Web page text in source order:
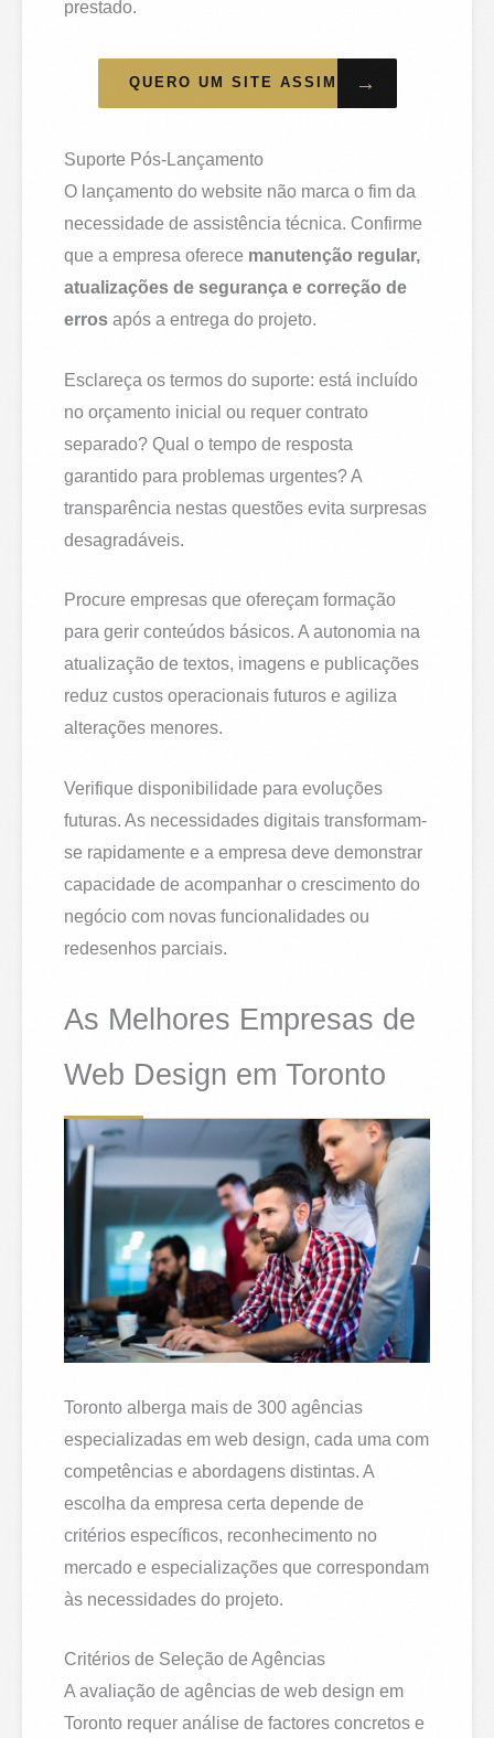
prestado.
QUERO UM SITE ASSIM →
Suporte Pós-Lançamento
O lançamento do website não marca o fim da
necessidade de assistência técnica. Confirme
que a empresa oferece manutenção regular,
atualizações de segurança e correção de
erros após a entrega do projeto.
Esclareça os termos do suporte: está incluído
no orçamento inicial ou requer contrato
separado? Qual o tempo de resposta
garantido para problemas urgentes? A
transparência nestas questões evita surpresas
desagradáveis.
Procure empresas que ofereçam formação
para gerir conteúdos básicos. A autonomia na
atualização de textos, imagens e publicações
reduz custos operacionais futuros e agiliza
alterações menores.
Verifique disponibilidade para evoluções
futuras. As necessidades digitais transformam-
se rapidamente e a empresa deve demonstrar
capacidade de acompanhar o crescimento do
negócio com novas funcionalidades ou
redesenhos parciais.
As Melhores Empresas de
Web Design em Toronto
Toronto alberga mais de 300 agências
especializadas em web design, cada uma com
competências e abordagens distintas. A
escolha da empresa certa depende de
critérios específicos, reconhecimento no
mercado e especializações que correspondam
às necessidades do projeto.
Critérios de Seleção de Agências
A avaliação de agências de web design em
Toronto requer análise de factores concretos e